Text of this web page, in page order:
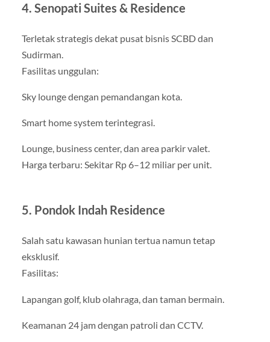
4. Senopati Suites & Residence
Terletak strategis dekat pusat bisnis SCBD dan
Sudirman.
Fasilitas unggulan:
Sky lounge dengan pemandangan kota.
Smart home system terintegrasi.
Lounge, business center, dan area parkir valet.
Harga terbaru: Sekitar Rp 6–12 miliar per unit.
5. Pondok Indah Residence
Salah satu kawasan hunian tertua namun tetap
eksklusif.
Fasilitas:
Lapangan golf, klub olahraga, dan taman bermain.
Keamanan 24 jam dengan patroli dan CCTV.